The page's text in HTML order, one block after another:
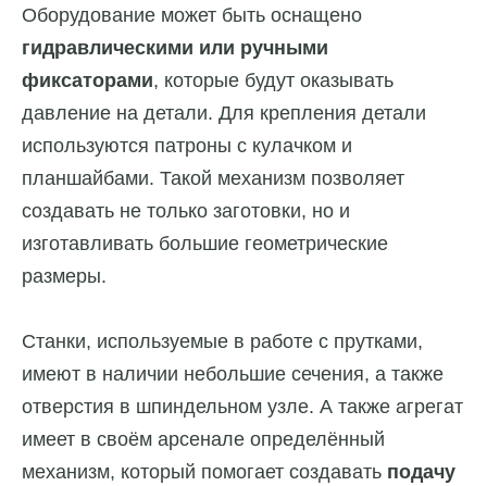
Оборудование может быть оснащено
гидравлическими или ручными
фиксаторами, которые будут оказывать
давление на детали. Для крепления детали
используются патроны с кулачком и
планшайбами. Такой механизм позволяет
создавать не только заготовки, но и
изготавливать большие геометрические
размеры.
Станки, используемые в работе с прутками,
имеют в наличии небольшие сечения, а также
отверстия в шпиндельном узле. А также агрегат
имеет в своём арсенале определённый
механизм, который помогает создавать подачу